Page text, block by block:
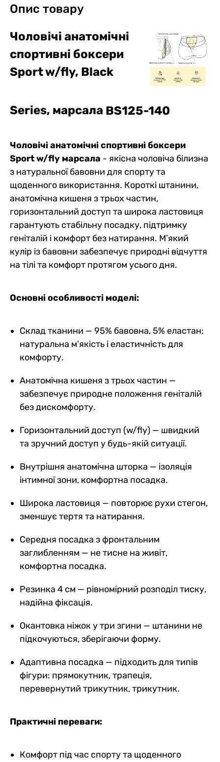
Опис товару
Чоловічі анатомічні
спортивні боксери
Sport w/fly, Black
Series, марсала BS125-140
Чоловічі анатомічні спортивні боксери
Sport w/fly марсала - якісна чоловіча білизна
з натуральної бавовни для спорту та
щоденного використання. Короткі штанини,
анатомічна кишеня з трьох частин,
горизонтальний доступ та широка ластовиця
гарантують стабільну посадку, підтримку
геніталій і комфорт без натирання. М’який
кулір із бавовни забезпечує природні відчуття
на тілі та комфорт протягом усього дня.
Основні особливості моделі:
Склад тканини — 95% бавовна, 5% еластан:
натуральна м’якість і еластичність для
комфорту.
Анатомічна кишеня з трьох частин —
забезпечує природне положення геніталій
без дискомфорту.
Горизонтальний доступ (w/fly) — швидкий
та зручний доступ у будь-якій ситуації.
Внутрішня анатомічна шторка — ізоляція
інтимної зони, комфортна посадка.
Широка ластовиця — повторює рухи стегон,
зменшує тертя та натирання.
Середня посадка з фронтальним
заглибленням — не тисне на живіт,
комфортна посадка.
Резинка 4 см — рівномірний розподіл тиску,
надійна фіксація.
Окантовка ніжок у три згини — штанини не
підкочуються, зберігаючи форму.
Адаптивна посадка — підходить для типів
фігури: прямокутник, трапеція,
перевернутий трикутник, трикутник.
Практичні переваги:
Комфорт під час спорту та щоденного